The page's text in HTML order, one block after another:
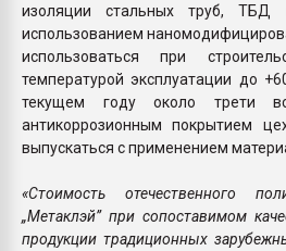
изоляции стальных труб,
использованием
использоваться при
температурой эксплуатации до
текущем году около трети
антикоррозионным покрытием
выпускаться с применением
«Стоимость отечественного
„Метаклэй” при сопоставимом
продукции традиционных